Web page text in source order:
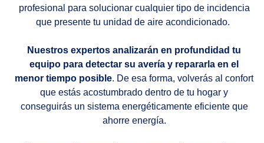
profesional para solucionar cualquier tipo de incidencia
que presente tu unidad de aire acondicionado.
Nuestros expertos analizarán en profundidad tu
equipo para detectar su avería y repararla en el
menor tiempo posible. De esa forma, volverás al confort
que estás acostumbrado dentro de tu hogar y
conseguirás un sistema energéticamente eficiente que
ahorre energía.